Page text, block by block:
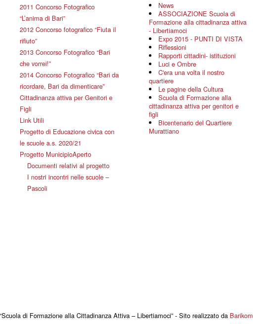
2011 Concorso Fotografico
“L’anima di Bari”
2012 Concorso fotografico “Fiuta il
rifiuto”
2013 Concorso Fotografico “Bari
che vorrei!”
2014 Concorso Fotografico “Bari da
ricordare, Bari da dimenticare”
Cittadinanza attiva per Genitori e
Figli
Link Utili
Progetto di Educazione civica con
le scuole a.s. 2020/21
Progetto MunicipioAperto
Documenti relativi al progetto
I nostri incontri nelle scuole –
Pascoli
News
ASSOCIAZIONE Scuola di
Formazione alla cittadinanza attiva
- Libertiamoci
Expo 2015 - PUNTI DI VISTA
Riflessioni
Rapporti cittadini- istituzioni
Luci e Ombre
C'era una volta il nostro
quartiere
Le pagine della Cultura
Scuola di Formazione alla
cittadinanza attiva per genitori e
figli
Bicentenario del Quartiere
Murattiano
di Formazione alla Cittadinanza Attiva – Libertiamoci” - Sito realizzato da Barikom